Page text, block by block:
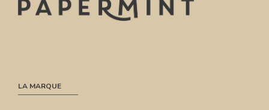
LA MARQUE